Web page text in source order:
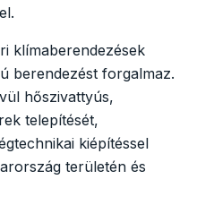
klímaberendezések
berendezést forgalmaz.
hőszivattyús,
telepítését,
kiépítéssel
területén és